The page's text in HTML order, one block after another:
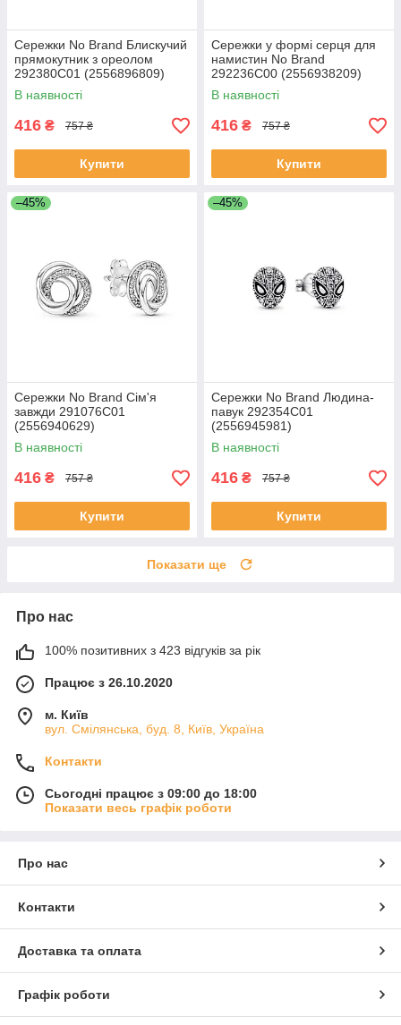
Сережки No Brand Блискучий
прямокутник з ореолом
292380C01 (2556896809)
В наявності
416 ₴ 757 ₴
Купити
Сережки у формі серця для
намистин No Brand
292236C00 (2556938209)
В наявності
416 ₴ 757 ₴
Купити
–45%
Сережки No Brand Сім'я
завжди 291076C01
(2556940629)
В наявності
416 ₴ 757 ₴
Купити
–45%
Сережки No Brand Людина-
павук 292354C01
(2556945981)
В наявності
416 ₴ 757 ₴
Купити
Показати ще
Про нас
100% позитивних з 423 відгуків за рік
Працює з 26.10.2020
м. Київ
вул. Смілянська, буд. 8, Київ, Україна
Контакти
Сьогодні працює з 09:00 до 18:00
Показати весь графік роботи
Про нас
Контакти
Доставка та оплата
Графік роботи